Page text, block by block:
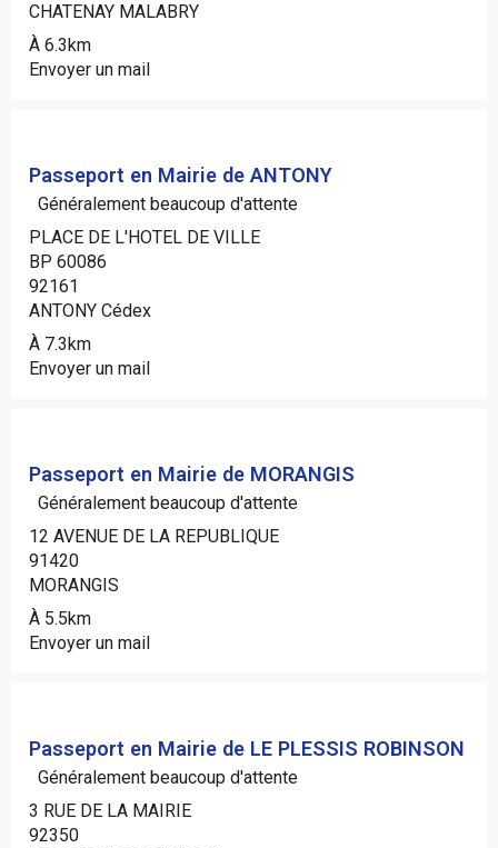
CHATENAY MALABRY
À 6.3km
Envoyer un mail
Passeport en Mairie de ANTONY
Généralement beaucoup d'attente
PLACE DE L'HOTEL DE VILLE
BP 60086
92161
ANTONY Cédex
À 7.3km
Envoyer un mail
Passeport en Mairie de MORANGIS
Généralement beaucoup d'attente
12 AVENUE DE LA REPUBLIQUE
91420
MORANGIS
À 5.5km
Envoyer un mail
Passeport en Mairie de LE PLESSIS ROBINSON
Généralement beaucoup d'attente
3 RUE DE LA MAIRIE
92350